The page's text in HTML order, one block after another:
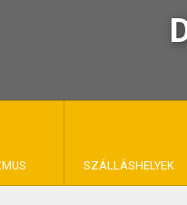
SZÁLLÁSHELYEK